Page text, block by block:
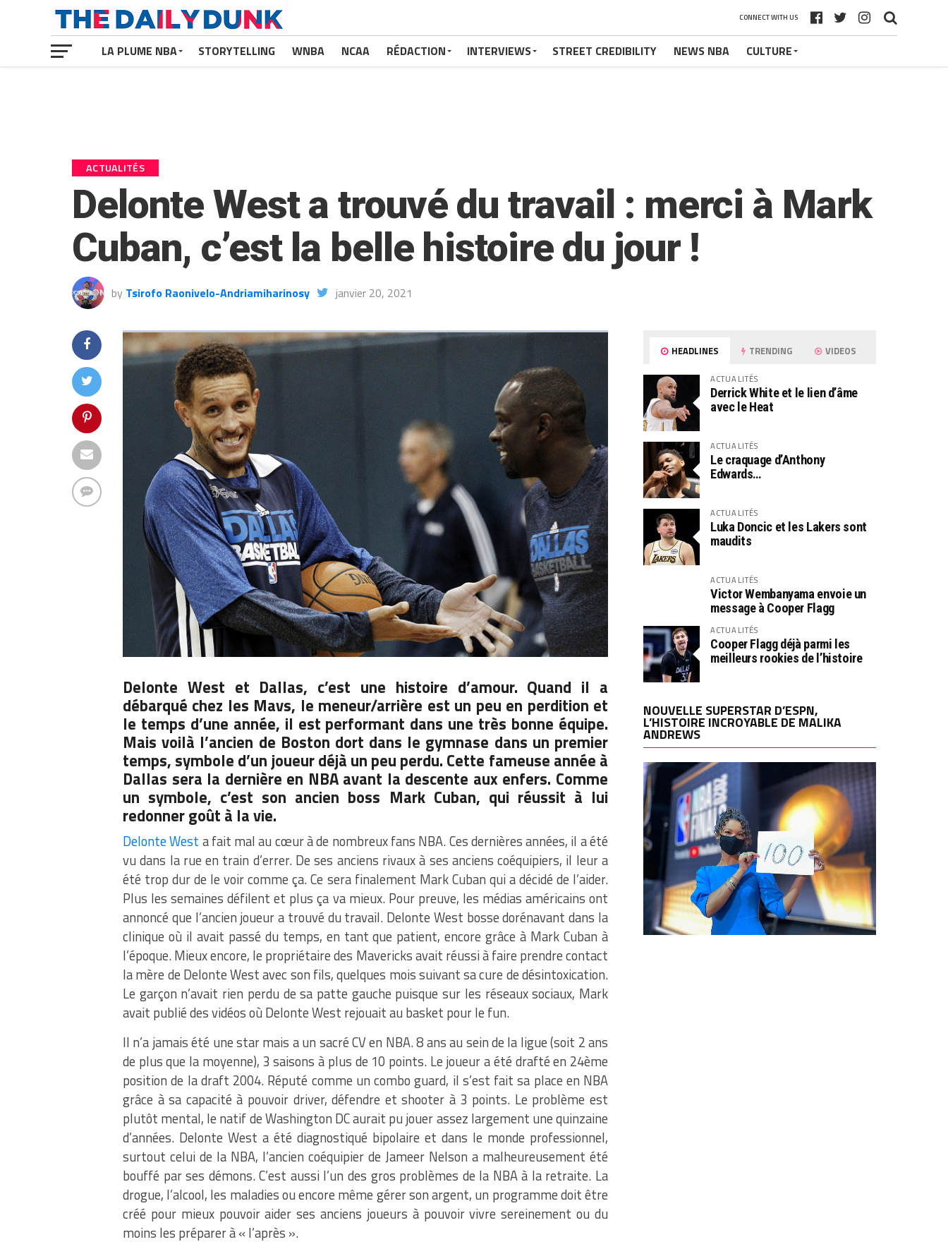
CONNECT WITH US
LA PLUME NBA STORYTELLING WNBA NCAA RÉDACTION INTERVIEWS STREET CREDIBILITY NEWS NBA CULTURE
ACTUALITÉS
Delonte West a trouvé du travail : merci à Mark
Cuban, c’est la belle histoire du jour !
by Tsirofo Raonivelo-Andriamiharinosy janvier 20, 2021
Delonte West et Dallas, c’est une histoire d’amour. Quand il a
débarqué chez les Mavs, le meneur/arrière est un peu en perdition et
le temps d’une année, il est performant dans une très bonne équipe.
Mais voilà l’ancien de Boston dort dans le gymnase dans un premier
temps, symbole d’un joueur déjà un peu perdu. Cette fameuse année à
Dallas sera la dernière en NBA avant la descente aux enfers. Comme
un symbole, c’est son ancien boss Mark Cuban, qui réussit à lui
redonner goût à la vie.
Delonte West a fait mal au cœur à de nombreux fans NBA. Ces dernières années, il a été
vu dans la rue en train d’errer. De ses anciens rivaux à ses anciens coéquipiers, il leur a
été trop dur de le voir comme ça. Ce sera finalement Mark Cuban qui a décidé de l’aider.
Plus les semaines défilent et plus ça va mieux. Pour preuve, les médias américains ont
annoncé que l’ancien joueur a trouvé du travail. Delonte West bosse dorénavant dans la
clinique où il avait passé du temps, en tant que patient, encore grâce à Mark Cuban à
l’époque. Mieux encore, le propriétaire des Mavericks avait réussi à faire prendre contact
la mère de Delonte West avec son fils, quelques mois suivant sa cure de désintoxication.
Le garçon n’avait rien perdu de sa patte gauche puisque sur les réseaux sociaux, Mark
avait publié des vidéos où Delonte West rejouait au basket pour le fun.
Il n’a jamais été une star mais a un sacré CV en NBA. 8 ans au sein de la ligue (soit 2 ans
de plus que la moyenne), 3 saisons à plus de 10 points. Le joueur a été drafté en 24ème
position de la draft 2004. Réputé comme un combo guard, il s’est fait sa place en NBA
grâce à sa capacité à pouvoir driver, défendre et shooter à 3 points. Le problème est
plutôt mental, le natif de Washington DC aurait pu jouer assez largement une quinzaine
d’années. Delonte West a été diagnostiqué bipolaire et dans le monde professionnel,
surtout celui de la NBA, l’ancien coéquipier de Jameer Nelson a malheureusement été
bouffé par ses démons. C’est aussi l’un des gros problèmes de la NBA à la retraite. La
drogue, l’alcool, les maladies ou encore même gérer son argent, un programme doit être
créé pour mieux pouvoir aider ses anciens joueurs à pouvoir vivre sereinement ou du
moins les préparer à « l’après ».
HEADLINES TRENDING VIDEOS
ACTUALITÉS
Derrick White et le lien d’âme
avec le Heat
ACTUALITÉS
Le craquage d’Anthony
Edwards…
ACTUALITÉS
Luka Doncic et les Lakers sont
maudits
ACTUALITÉS
Victor Wembanyama envoie un
message à Cooper Flagg
ACTUALITÉS
Cooper Flagg déjà parmi les
meilleurs rookies de l’histoire
NOUVELLE SUPERSTAR D’ESPN,
L’HISTOIRE INCROYABLE DE MALIKA
ANDREWS